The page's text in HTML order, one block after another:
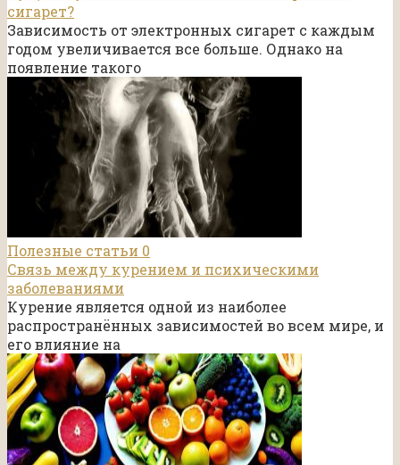
сигарет?
Зависимость от электронных сигарет с каждым
годом увеличивается все больше. Однако на
появление такого
Полезные статьи 0
Связь между курением и психическими
заболеваниями
Курение является одной из наиболее
распространённых зависимостей во всем мире, и
его влияние на